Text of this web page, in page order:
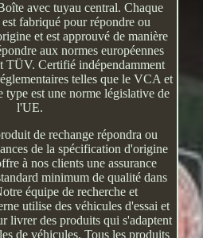
avec tuyau central. Chaque
fabriqué pour répondre ou
et est approuvé de manière
aux normes européennes
TÜV. Certifié indépendamment
telles que le VCA et
est une norme législative de
l'UE.
de rechange répondra ou
de la spécification d'origine
à nos clients une assurance
minimum de qualité dans
équipe de recherche et
utilise des véhicules d'essai et
livrer des produits qui s'adaptent
de véhicules. Tous les produits